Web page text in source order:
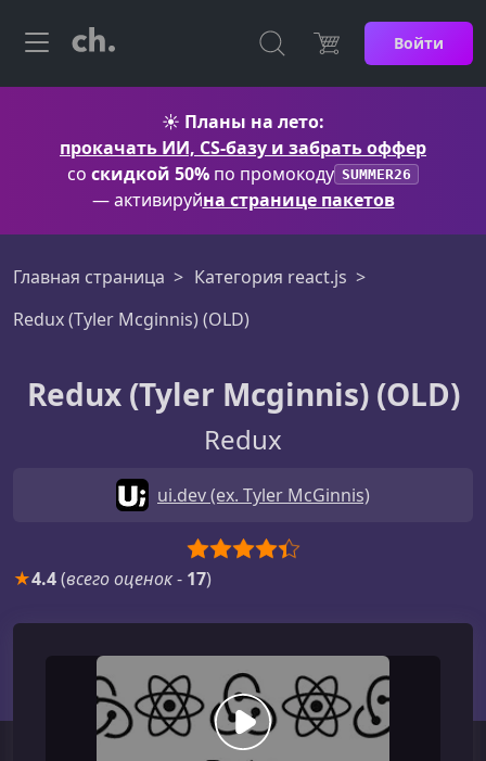
Войти
☀️ Планы на лето:
прокачать ИИ, CS-базу и забрать оффер
со скидкой 50% по промокоду SUMMER26
— активируйна странице пакетов
Главная страница
Категория react.js
Redux (Tyler Mcginnis) (OLD)
Redux (Tyler Mcginnis) (OLD)
Redux
ui.dev (ex. Tyler McGinnis)
★4.4(всего оценок- 17)